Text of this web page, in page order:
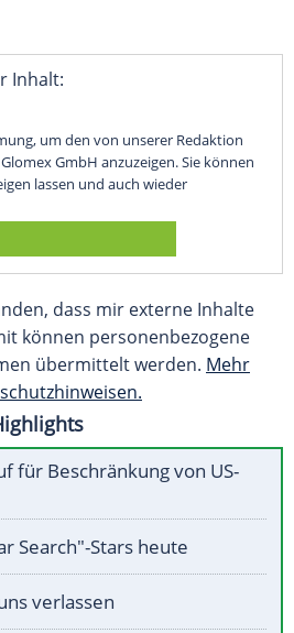
Inhalt:
um den von unserer Redaktion
GmbH anzuzeigen. Sie können
lassen und auch wieder
dass mir externe Inhalte
können personenbezogene
übermittelt werden. Mehr
für Beschränkung von US-
Search"-Stars heute
verlassen